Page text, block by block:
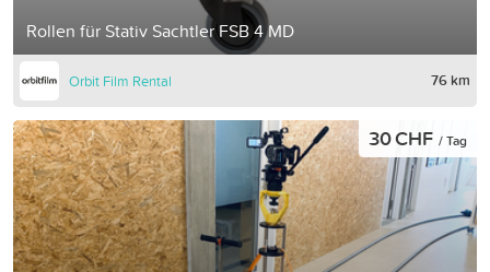
Rollen für Stativ Sachtler FSB 4 MD
Orbit Film Rental 76 km
30 CHF / Tag